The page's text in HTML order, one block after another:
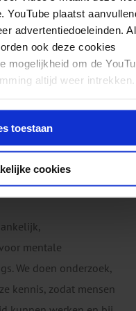
YouTube plaatst
advertentiedoeleinden.
ook deze cookies
mogelijkheid om de
altijd weer intrekken.
toestaan
cookies
pdf
Hopman, S. de Josselin de
mentale
We doen onderzoek,
kennis, zodat mensen